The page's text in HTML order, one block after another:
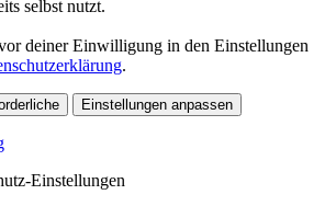
selbst nutzt.
deiner Einwilligung in den Einstellungen
.
Einstellungen anpassen
Einstellungen